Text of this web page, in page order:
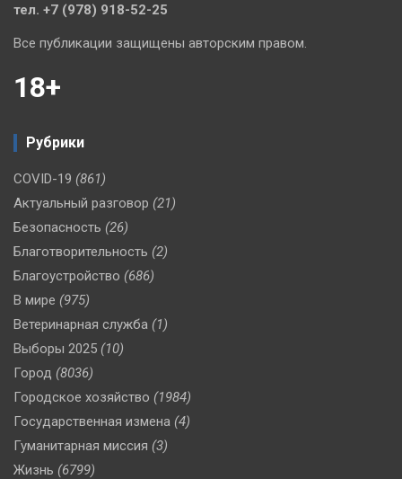
тел. +7 (978) 918-52-25
Все публикации защищены авторским правом.
18+
Рубрики
COVID-19 (861)
Актуальный разговор (21)
Безопасность (26)
Благотворительность (2)
Благоустройство (686)
В мире (975)
Ветеринарная служба (1)
Выборы 2025 (10)
Город (8036)
Городское хозяйство (1984)
Государственная измена (4)
Гуманитарная миссия (3)
Жизнь (6799)